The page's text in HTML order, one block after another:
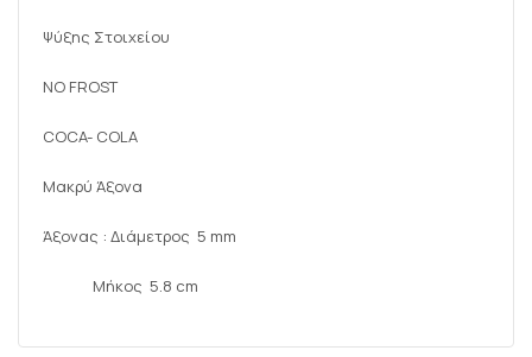
Ψύξης Στοιχείου
NO FROST
COCA- COLA
Μακρύ Άξονα
Άξονας : Διάμετρος 5 mm
Μήκος 5.8 cm